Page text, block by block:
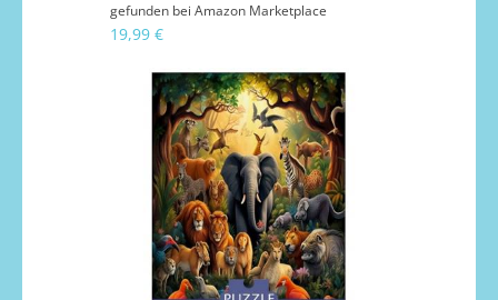
gefunden bei Amazon Marketplace
19,99 €